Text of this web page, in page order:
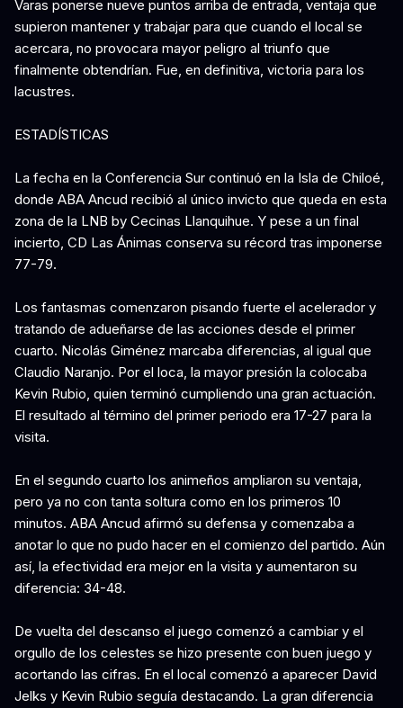
Varas ponerse nueve puntos arriba de entrada, ventaja que
supieron mantener y trabajar para que cuando el local se
acercara, no provocara mayor peligro al triunfo que
finalmente obtendrían. Fue, en definitiva, victoria para los
lacustres.
ESTADÍSTICAS
La fecha en la Conferencia Sur continuó en la Isla de Chiloé,
donde ABA Ancud recibió al único invicto que queda en esta
zona de la LNB by Cecinas Llanquihue. Y pese a un final
incierto, CD Las Ánimas conserva su récord tras imponerse
77-79.
Los fantasmas comenzaron pisando fuerte el acelerador y
tratando de adueñarse de las acciones desde el primer
cuarto. Nicolás Giménez marcaba diferencias, al igual que
Claudio Naranjo. Por el loca, la mayor presión la colocaba
Kevin Rubio, quien terminó cumpliendo una gran actuación.
El resultado al término del primer periodo era 17-27 para la
visita.
En el segundo cuarto los animeños ampliaron su ventaja,
pero ya no con tanta soltura como en los primeros 10
minutos. ABA Ancud afirmó su defensa y comenzaba a
anotar lo que no pudo hacer en el comienzo del partido. Aún
así, la efectividad era mejor en la visita y aumentaron su
diferencia: 34-48.
De vuelta del descanso el juego comenzó a cambiar y el
orgullo de los celestes se hizo presente con buen juego y
acortando las cifras. En el local comenzó a aparecer David
Jelks y Kevin Rubio seguía destacando. La gran diferencia